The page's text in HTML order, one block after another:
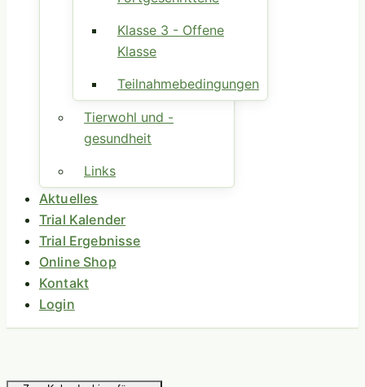
Klasse 3 - Offene
Klasse
Teilnahmebedingungen
Tierwohl und -
gesundheit
Links
Aktuelles
Trial Kalender
Trial Ergebnisse
Online Shop
Kontakt
Login